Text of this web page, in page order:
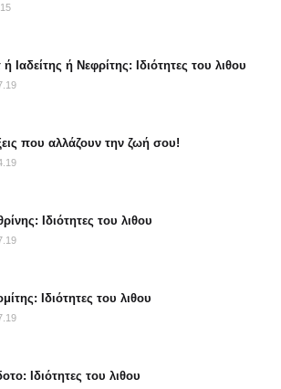
ή Ιαδείτης ή Νεφρίτης: Ιδιότητες του λιθου
που αλλάζουν την ζωή σου!
Ιδιότητες του λιθου
Ιδιότητες του λιθου
Ιδιότητες του λιθου